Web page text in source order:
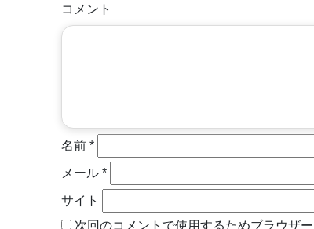
コメント
名前 *
メール *
サイト
次回のコメントで使用するためブラウザ